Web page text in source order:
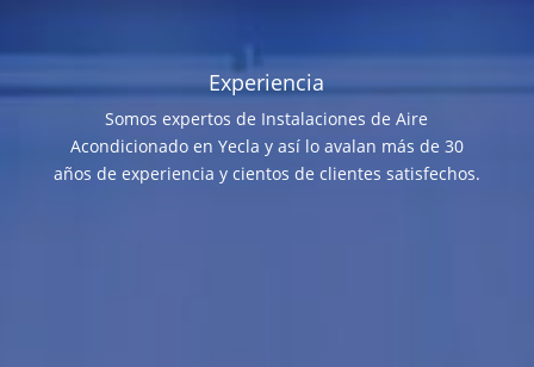
Experiencia
Somos expertos de Instalaciones de Aire
Acondicionado en Yecla y así lo avalan más de 30
años de experiencia y cientos de clientes satisfechos.